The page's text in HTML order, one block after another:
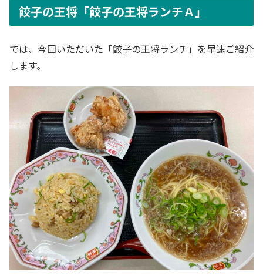
餃子の王将「餃子の王将ランチＡ」
では、今回いただいた「餃子の王将ランチ」を早速ご紹介
します。